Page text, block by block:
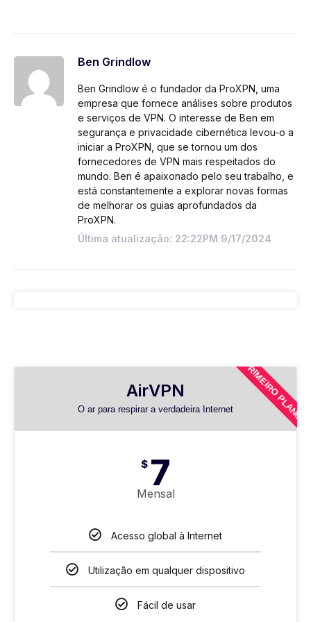
Ben Grindlow
Ben Grindlow é o fundador da ProXPN, uma
empresa que fornece análises sobre produtos
e serviços de VPN. O interesse de Ben em
segurança e privacidade cibernética levou-o a
iniciar a ProXPN, que se tornou um dos
fornecedores de VPN mais respeitados do
mundo. Ben é apaixonado pelo seu trabalho, e
está constantemente a explorar novas formas
de melhorar os guias aprofundados da
ProXPN.
Última atualização: 22:22PM 9/17/2024
AirVPN
O ar para respirar a verdadeira Internet
$ 7
Mensal
Acesso global à Internet
Utilização em qualquer dispositivo
Fácil de usar
PRIMEIRO PLANO